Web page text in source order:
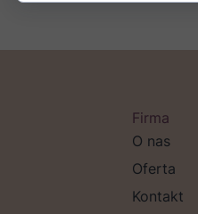
Firma
O nas
Oferta
Kontakt